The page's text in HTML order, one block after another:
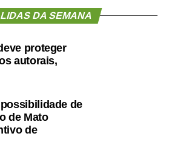
para esse público.
foram atendidos durante
HMC, Dr. Eduardo Andraus, os
a capacidade da unidade em
e alta complexidade.
para ser um hospital de alta
de receber pacientes
que essas unidades
casos de urgência e
DA SEMANA
proteger
autorais,
de
de Mato
de